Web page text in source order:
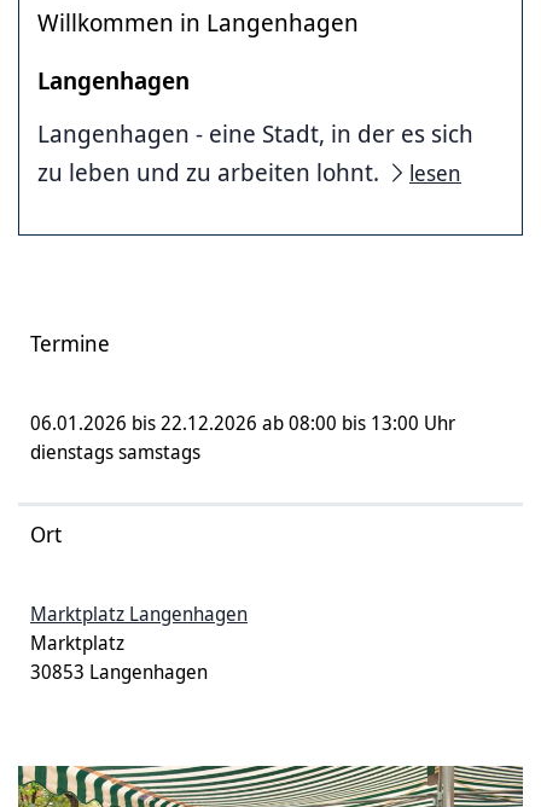
Willkommen in Langenhagen
Langenhagen
Langenhagen - eine Stadt, in der es sich
zu leben und zu arbeiten lohnt.
lesen
Termine
06.01.2026 bis 22.12.2026 ab 08:00 bis 13:00 Uhr
dienstags samstags
Ort
Marktplatz Langenhagen
Marktplatz
30853 Langenhagen